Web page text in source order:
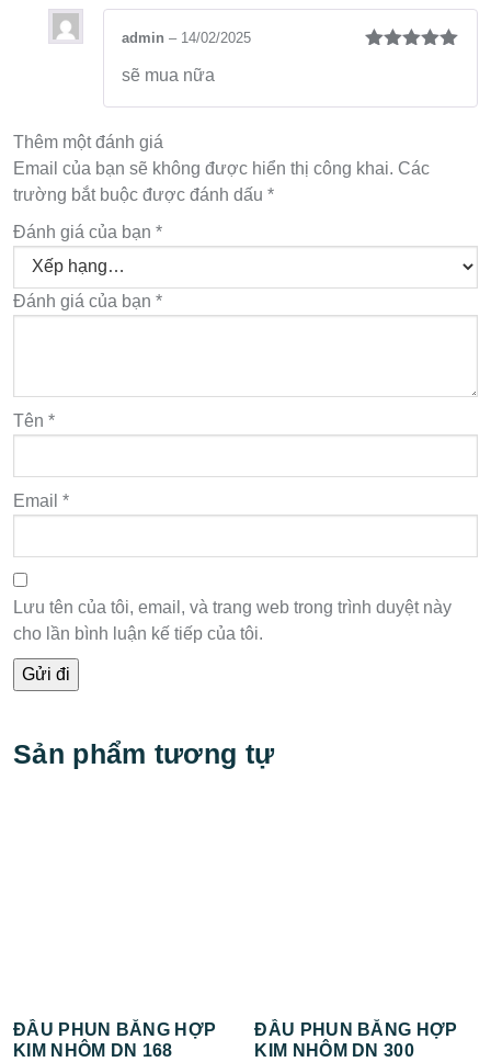
admin – 14/02/2025
sẽ mua nữa
Thêm một đánh giá
Email của bạn sẽ không được hiển thị công khai. Các
trường bắt buộc được đánh dấu *
Đánh giá của bạn *
Đánh giá của bạn *
Tên *
Email *
Lưu tên của tôi, email, và trang web trong trình duyệt này
cho lần bình luận kế tiếp của tôi.
Sản phẩm tương tự
ĐẦU PHUN BẰNG HỢP
KIM NHÔM DN 168
ĐẦU PHUN BẰNG HỢP
KIM NHÔM DN 300